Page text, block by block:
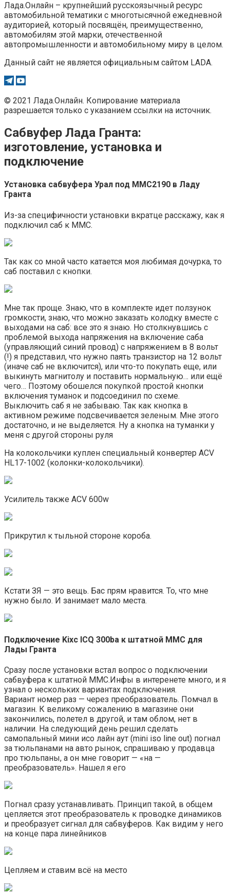
Лада.Онлайн – крупнейший русскоязычный ресурс
автомобильной тематики с многотысячной ежедневной
аудиторией, который посвящён, преимущественно,
автомобилям этой марки, отечественной
автопромышленности и автомобильному миру в целом.
Данный сайт не является официальным сайтом LADA.
© 2021 Лада.Онлайн. Копирование материала
разрешается только с указанием ссылки на источник.
Сабвуфер Лада Гранта:
изготовление, установка и
подключение
Установка сабвуфера Урал под ММС2190 в Ладу
Гранта
Из-за специфичности установки вкратце расскажу, как я
подключил саб к ММС.
Так как со мной часто катается моя любимая дочурка, то
саб поставил с кнопки.
Мне так проще. Знаю, что в комплекте идет ползунок
громкости, знаю, что можно заказать колодку вместе с
выходами на саб: все это я знаю. Но столкнувшись с
проблемой выхода напряжения на включение саба
(управляющий синий провод) с напряжением в 8 вольт
(!) я представил, что нужно паять транзистор на 12 вольт
(иначе саб не включится), или что-то покупать еще, или
выкинуть магнитолу и поставить нормальную… или ещё
чего… Поэтому обошелся покупкой простой кнопки
включения туманок и подсоединил по схеме.
Выключить саб я не забываю. Так как кнопка в
активном режиме подсвечивается зеленым. Мне этого
достаточно, и не выделяется. Ну а кнопка на туманки у
меня с другой стороны руля
На колокольчики куплен специальный конвертер ACV
HL17-1002 (колонки-колокольчики).
Усилитель также ACV 600w
Прикрутил к тыльной стороне короба.
Кстати ЗЯ — это вещь. Бас прям нравится. То, что мне
нужно было. И занимает мало места.
Подключение Kixc ICQ 300ba к штатной ММС для
Лады Гранта
Сразу после установки встал вопрос о подключении
сабвуфера к штатной ММС.Инфы в интеренете много, и я
узнал о нескольких вариантах подключения.
Вариант номер раз — через преобразователь. Помчал в
магазин. К великому сожалению в магазине они
закончились, полетел в другой, и там облом, нет в
наличии. На следующий день решил сделать
самопальный мини исо лайн аут (mini iso line out) погнал
за тюльпанами на авто рынок, спрашиваю у продавца
про тюльпаны, а он мне говорит — «на —
преобразователь». Нашел я его
Погнал сразу устанавливать. Принцип такой, в общем
цепляется этот преобразователь к проводке динамиков
и преобразует сигнал для сабвуферов. Как видим у него
на конце пара линейников
Цепляем и ставим всё на место